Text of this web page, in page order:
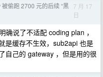
偷跑 2700 元的后续 “黑 7 月 17
日
确说了不适配 coding plan ，
是缓存不生效，sub2api 也是
自己的 gateway ，但是用的很